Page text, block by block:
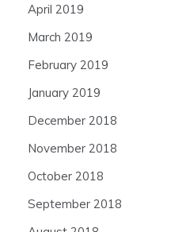
April 2019
March 2019
February 2019
January 2019
December 2018
November 2018
October 2018
September 2018